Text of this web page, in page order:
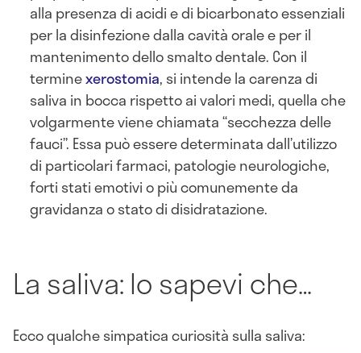
alla presenza di acidi e di bicarbonato essenziali
per la disinfezione dalla cavità orale e per il
mantenimento dello smalto dentale. Con il
terminexerostomia, si intende la carenza di
saliva in bocca rispetto ai valori medi, quella che
volgarmente viene chiamata “secchezza delle
fauci”. Essa può essere determinata dall’utilizzo
di particolari farmaci, patologie neurologiche,
forti stati emotivi o più comunemente da
gravidanza o stato di disidratazione.
La saliva: lo sapevi che…
Ecco qualche simpatica curiosità sulla saliva: